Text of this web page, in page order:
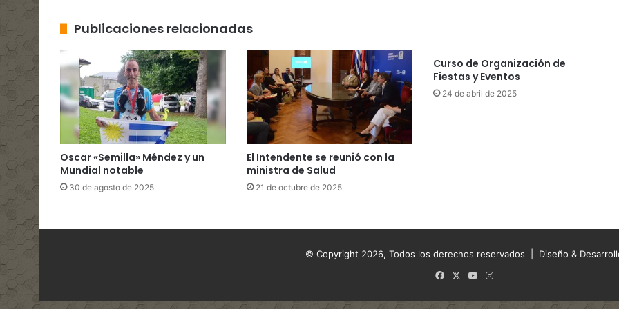
Publicaciones relacionadas
Oscar «Semilla» Méndez y un
Mundial notable
30 de agosto de 2025
El Intendente se reunió con la
ministra de Salud
21 de octubre de 2025
Curso de Organización de
Fiestas y Eventos
24 de abril de 2025
© Copyright 2026, Todos los derechos reservados | Diseño &
Facebook
X YouTubeInstagram